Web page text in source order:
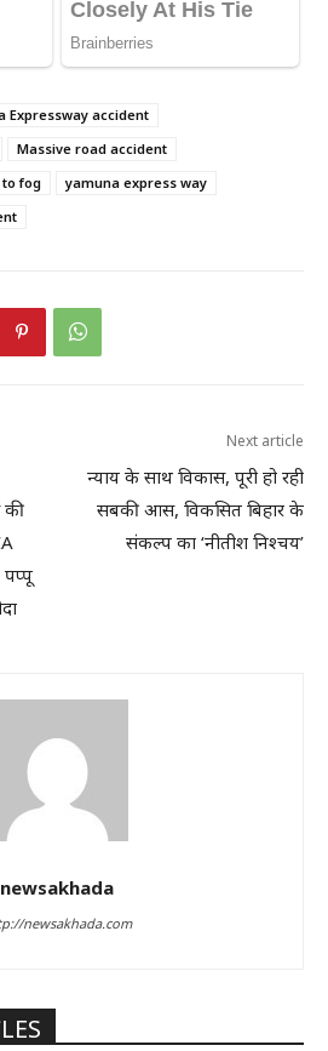
Expressway accident
Massive road accident
to fog
yamuna express way
की
Next article
न्याय के साथ विकास, पूरी हो रही
सबकी आस, विकसित बिहार के
संकल्प का ‘नीतीश निश्चय’
newsakhada
newsakhada.com